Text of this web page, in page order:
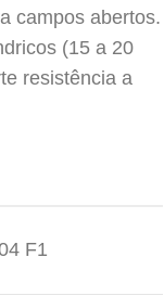
campos abertos.
(15 a 20
resistência a
F1